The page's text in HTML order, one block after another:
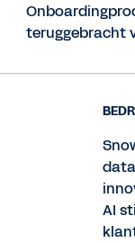
teruggebracht
AI